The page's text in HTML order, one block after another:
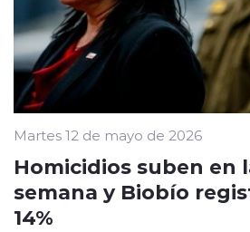
Martes 12 de mayo de 2026
Homicidios suben en
semana y Biobío
14%